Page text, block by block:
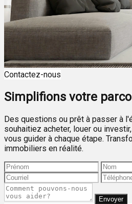
Contactez-nous
Simplifions votre
Des questions ou prêt à passer à
souhaitiez acheter, louer ou
vous guider à chaque étape.
immobiliers en réalité.
Envoyer